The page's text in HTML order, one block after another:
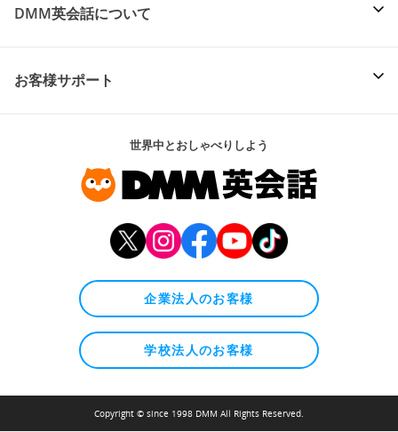
DMM英会話について
お客様サポート
世界中とおしゃべりしよう
企業法人のお客様
学校法人のお客様
Copyright © since 1998 DMM All Rights Reserved.